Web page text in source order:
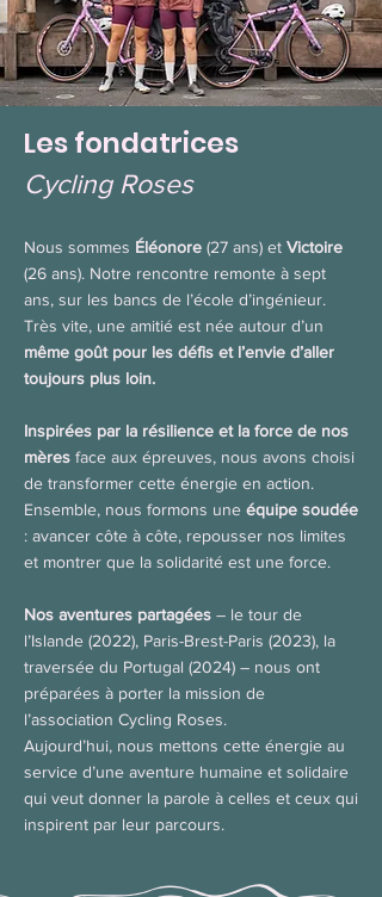
Les fondatrices
Cycling Roses
Nous sommes Éléonore (27 ans) et Victoire
(26 ans). Notre rencontre remonte à sept
ans, sur les bancs de l’école d’ingénieur.
Très vite, une amitié est née autour d’un
même goût pour les défis et l’envie d’aller
toujours plus loin.
Inspirées par la résilience et la force de nos
mères face aux épreuves, nous avons choisi
de transformer cette énergie en action.
Ensemble, nous formons une équipe soudée
: avancer côte à côte, repousser nos limites
et montrer que la solidarité est une force.
Nos aventures partagées – le tour de
l’Islande (2022), Paris-Brest-Paris (2023), la
traversée du Portugal (2024) – nous ont
préparées à porter la mission de
l’association Cycling Roses.
Aujourd’hui, nous mettons cette énergie au
service d’une aventure humaine et solidaire
qui veut donner la parole à celles et ceux qui
inspirent par leur parcours.